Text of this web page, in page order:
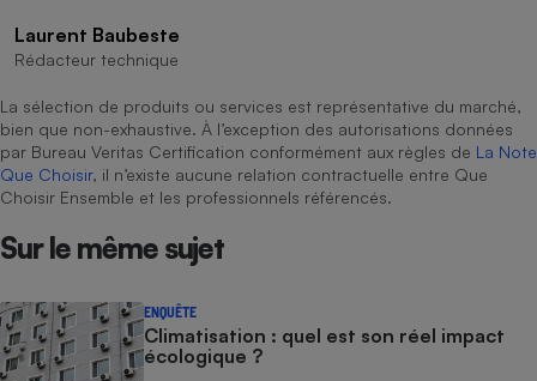
Laurent Baubeste
Rédacteur technique
La sélection de produits ou services est représentative du marché,
bien que non-exhaustive. À l’exception des autorisations données
par Bureau Veritas Certification conformément aux règles de La Note
Que Choisir, il n’existe aucune relation contractuelle entre Que
Choisir Ensemble et les professionnels référencés.
Sur le même sujet
ENQUÊTE
Climatisation : quel est son réel impact
écologique ?